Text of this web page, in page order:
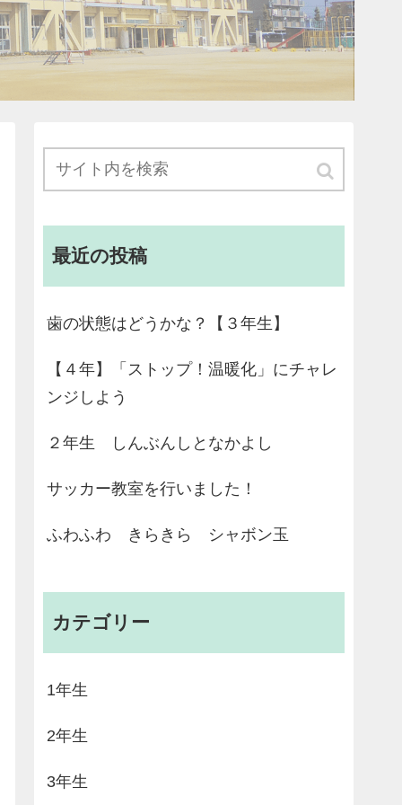
最近の投稿
歯の状態はどうかな？【３年生】
【４年】「ストップ！温暖化」にチャレ
ンジしよう
２年生 しんぶんしとなかよし
サッカー教室を行いました！
ふわふわ きらきら シャボン玉
カテゴリー
1年生
2年生
3年生